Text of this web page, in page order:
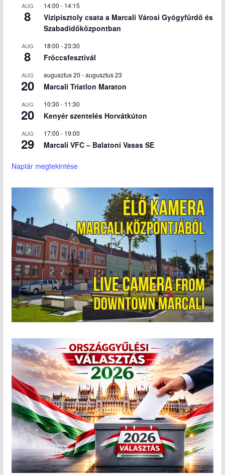
AUG
8
14:00 - 14:15
Vizipisztoly csata a Marcali Városi Gyógyfürdő és
Szabadidőközpontban
AUG
8
18:00 -23:30
Fröccsfesztivál
AUG
20
augusztus 20 -augusztus 23
Marcali Triatlon Maraton
AUG
20
10:30 - 11:30
Kenyér szentelés Horvátkúton
AUG
29
17:00 - 19:00
Marcali VFC – Balatoni Vasas SE
Naptár megtekintése